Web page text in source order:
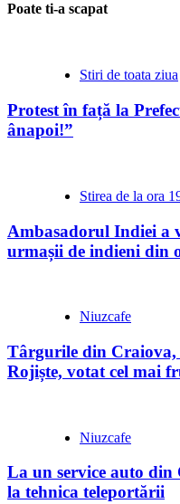
Poate ti-a scapat
Stiri de toata ziua
Protest în față la
ânapoi!”
Stirea de la ora
Ambasadorul Indiei a
urmașii de indieni din
Niuzcafe
Târgurile din Craiova,
Rojiște, votat cel mai
Niuzcafe
La un service auto din
la tehnica teleportării